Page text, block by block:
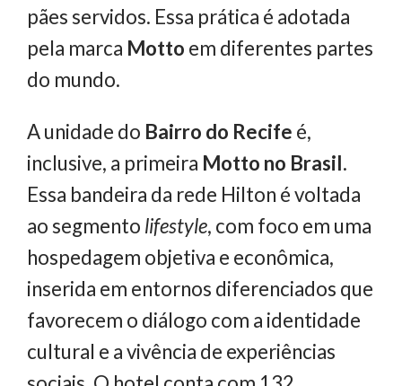
pães servidos. Essa prática é adotada
pela marca Motto em diferentes partes
do mundo.
A unidade do Bairro do Recife é,
inclusive, a primeira Motto no Brasil.
Essa bandeira da rede Hilton é voltada
ao segmento lifestyle, com foco em uma
hospedagem objetiva e econômica,
inserida em entornos diferenciados que
favorecem o diálogo com a identidade
cultural e a vivência de experiências